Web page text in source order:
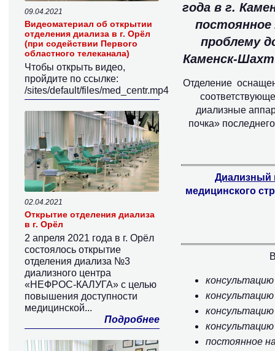
года в г.
проблему
Каменск-
Отделение
диализные
почка»
медицинского
консультацию
постоянное
09.04.2021
Видеоматериал об открытии
отделения диализа в г. Орёл
(при содействии Первого
областного телеканала)
Чтобы открыть видео,
пройдите по ссылке:
/sites/default/files/med_centr.mp4
02.04.2021
Открытие отделения диализа
в г. Орёл
2 апреля 2021 года в г. Орёл
состоялось открытие
отделения диализа №3
диализного центра
«НЕФРОС-КАЛУГА» с целью
повышения доступности
медицинской...
Подробнее